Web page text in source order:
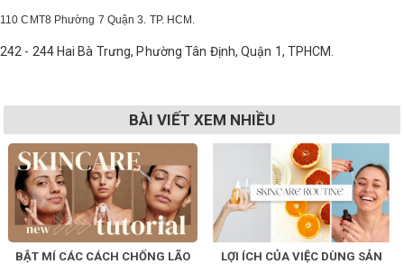
110 CMT8 Phường 7 Quận 3. TP. HCM.
242 - 244 Hai Bà Trưng, Phường Tân Định, Quận 1, TPHCM.
BÀI VIẾT XEM NHIỀU
BẬT MÍ CÁC CÁCH CHỐNG LÃO
LỢI ÍCH CỦA VIỆC DÙNG SẢN